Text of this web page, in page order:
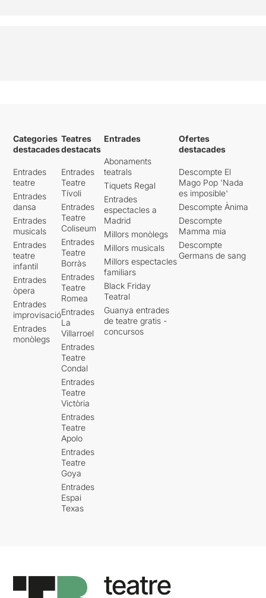
Categories
destacades
Entrades
teatre
Entrades
dansa
Entrades
musicals
Entrades
teatre
infantil
Entrades
òpera
Entrades
improvisació
Entrades
monòlegs
Teatres
destacats
Entrades
Teatre
Tívoli
Entrades
Teatre
Coliseum
Entrades
Teatre
Borràs
Entrades
Teatre
Romea
Entrades
La
Villarroel
Entrades
Teatre
Condal
Entrades
Teatre
Victòria
Entrades
Teatre
Apolo
Entrades
Teatre
Goya
Entrades
Espai
Texas
Entrades
Abonaments
teatrals
Tiquets Regal
Entrades
espectacles a
Madrid
Millors monòlegs
Millors musicals
Millors espectacles
familiars
Black Friday
Teatral
Guanya entrades
de teatre gratis -
concursos
Ofertes
destacades
Descompte El
Mago Pop 'Nada
es imposible'
Descompte Ànima
Descompte
Mamma mia
Descompte
Germans de sang